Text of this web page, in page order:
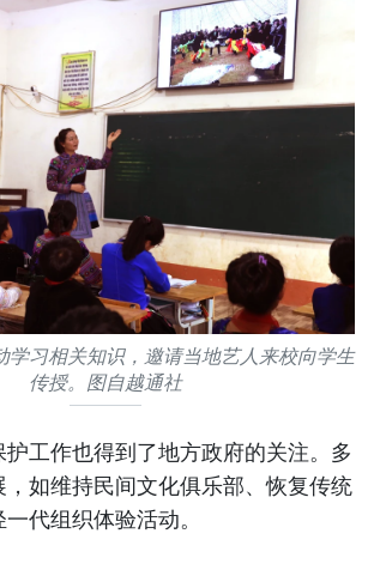
学习相关知识，邀请当地艺人来校向学生
传授。图自越通社
工作也得到了地方政府的关注。多
如维持民间文化俱乐部、恢复传统
代组织体验活动。